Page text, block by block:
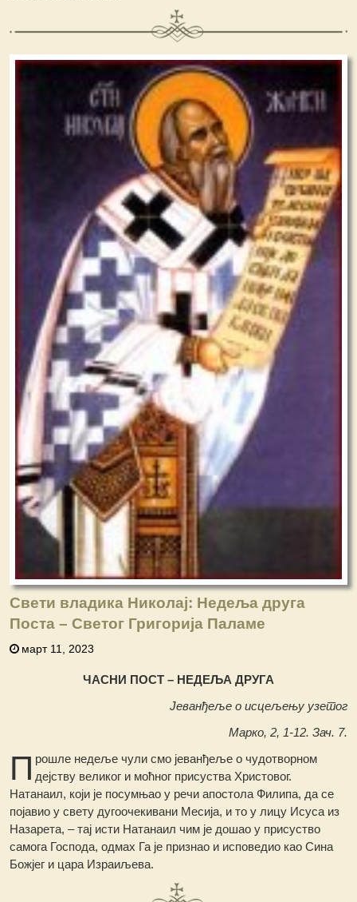
Свети владика Николај: Недеља друга
Поста – Светог Григорија Паламе
март 11, 2023
ЧАСНИ ПОСТ – НЕДЕЉА ДРУГА
Јеванђеље о исцељењу узетог
Марко, 2, 1-12. Зач. 7.
П рошле недеље чули смо јеванђеље о чудотворном
дејству великог и моћног присуства Христовог.
Натанаил, који је посумњао у речи апостола Филипа, да се
појавио у свету дугоочекивани Месија, и то у лицу Исуса из
Назарета, – тај исти Натанаил чим је дошао у присуство
самога Господа, одмах Га је признао и исповедио као Сина
Божјег и цара Израиљева.